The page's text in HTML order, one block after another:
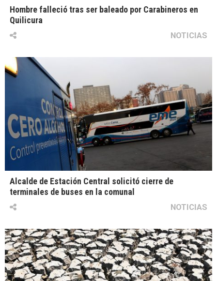
Hombre falleció tras ser baleado por Carabineros en
Quilicura
NOTICIAS
Alcalde de Estación Central solicitó cierre de
terminales de buses en la comunal
NOTICIAS